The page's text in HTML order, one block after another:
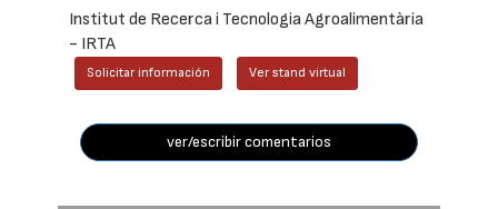
Institut de Recerca i Tecnologia Agroalimentària
- IRTA
Solicitar información Ver stand virtual
ver/escribir comentarios